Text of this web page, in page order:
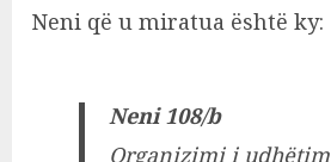
Neni që u miratua është ky:
Neni 108/b
Organizimi i